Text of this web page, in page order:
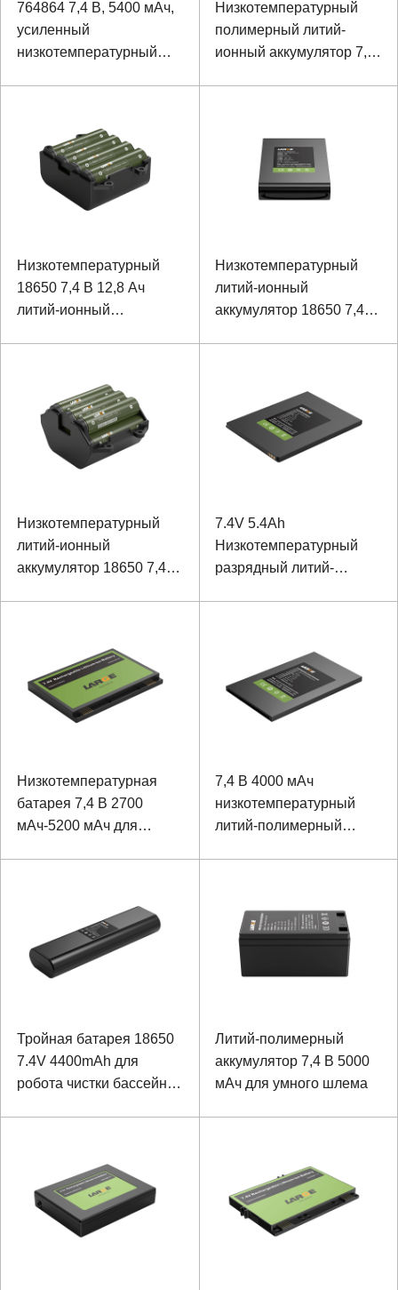
764864 7,4 В, 5400 мАч,
усиленный
низкотемпературный
Низкотемпературный
полимерный литий-
ионный аккумулятор 7,4
Низкотемпературный
18650 7,4 В 12,8 Ач
литий-ионный
Низкотемпературный
литий-ионный
аккумулятор 18650 7,4 В
Низкотемпературный
литий-ионный
аккумулятор 18650 7,4
7.4V 5.4Ah
Низкотемпературный
разрядный литий-
Низкотемпературная
батарея 7,4 В 2700
мАч-5200 мАч для
7,4 В 4000 мАч
низкотемпературный
литий-полимерный
Тройная батарея 18650
7.4V 4400mAh для
робота чистки бассейна
Литий-полимерный
аккумулятор 7,4 В 5000
мАч для умного шлема